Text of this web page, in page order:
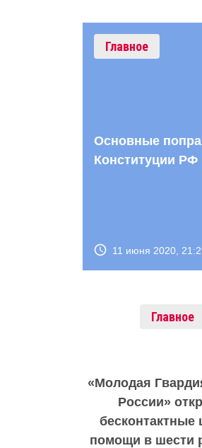
Главное
Основные
Конституции РФ
11 июня 2020,
Главное
«Молодая
России»
бесконтактные
помощи в шести